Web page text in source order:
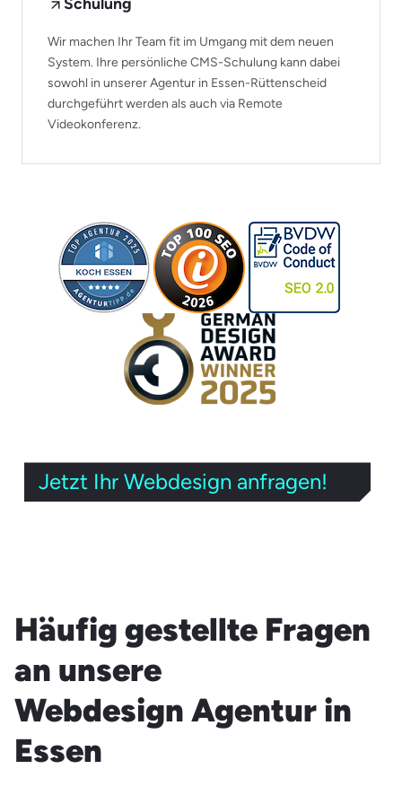
Wir machen Ihr Team fit im Umgang mit dem neuen
System. Ihre persönliche CMS-Schulung kann dabei
sowohl in unserer Agentur in Essen-Rüttenscheid
durchgeführt werden als auch via Remote
Videokonferenz.
Jetzt Ihr Webdesign anfragen!
Häufig gestellte Fragen
an unsere
Webdesign Agentur in
Essen